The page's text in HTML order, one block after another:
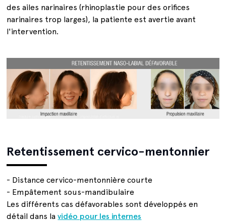
des ailes narinaires (rhinoplastie pour des orifices
narinaires trop larges), la patiente est avertie avant
l'intervention.
Retentissement cervico-mentonnier
- Distance cervico-mentonnière courte
- Empâtement sous-mandibulaire
Les différents cas défavorables sont développés en
détail dans lavidéo pour les internes